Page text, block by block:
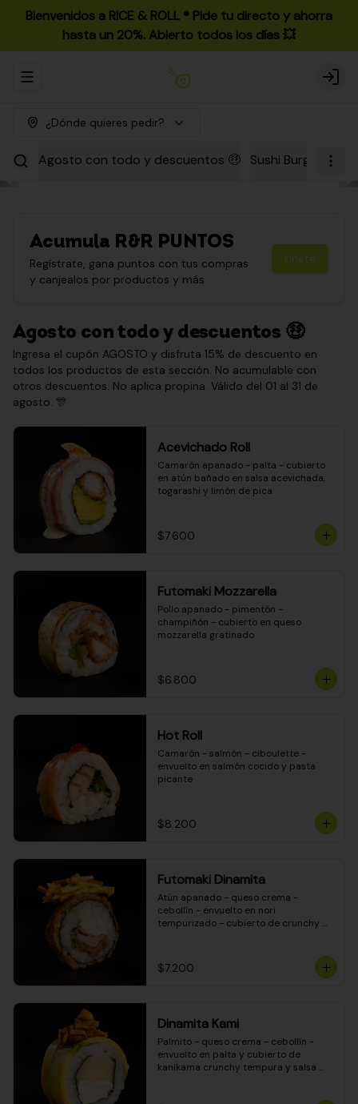
Bienvenidos a RICE & ROLL ®️ Pide tu directo y ahorra
hasta un 20%. Abierto todos los días 💥
Abrir menu de navegación Login
¿Dónde quieres pedir?
Agosto con todo y descuentos 🤑 Sushi Burgers
Acumula R&R PUNTOS
Regístrate, gana puntos con tus compras
y canjealos por productos y más
Únete
Agosto con todo y descuentos 🤑
Ingresa el cupón AGOSTO y disfruta 15% de descuento en
todos los productos de esta sección. No acumulable con
otros descuentos. No aplica propina. Válido del 01 al 31 de
agosto. 🎊
Acevichado Roll
Camarón apanado - palta - cubierto
en atún bañado en salsa acevichada,
togarashi y limón de pica
$7.600
Futomaki Mozzarella
Pollo apanado - pimentón -
champiñón - cubierto en queso
mozzarella gratinado
$6.800
Hot Roll
Camarón - salmón - ciboulette -
envuelto en salmón cocido y pasta
picante
$8.200
Futomaki Dinamita
Atún apanado - queso crema -
cebollín - envuelto en nori
tempurizado - cubierto de crunchy
$7.200
Dinamita Kami
Palmito - queso crema - cebollín -
envuelto en palta y cubierto de
kanikama crunchy tempura y salsa